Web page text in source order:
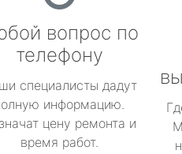
вопрос по
телефону
специалисты дадут
информацию.
цену ремонта и
время работ.